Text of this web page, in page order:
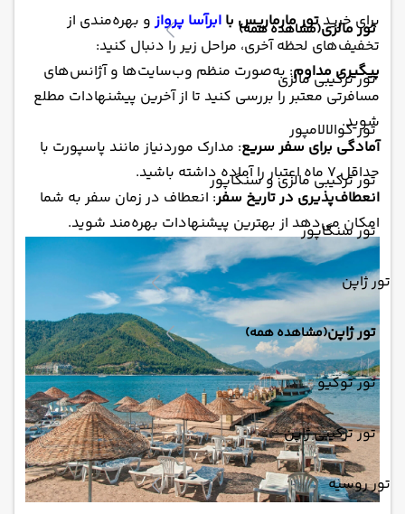
تور مالزی(مشاهده همه)
تور ترکیبی مالزی
تور کوالالامپور
تور ترکیبی مالزی و سنگاپور
تور سنگاپور
تور ژاپن
تور ژاپن(مشاهده همه)
تور توکیو
تور ترکیبی ژاپن
تور روسیه
برای خریدتور مارماریس با ابرآسا پروازو بهره‌مندی از
تخفیف‌های لحظه آخری، مراحل زیر را دنبال کنید:
پیگیری مداوم: به‌صورت منظم وب‌سایت‌ها و آژانس‌های
مسافرتی معتبر را بررسی کنید تا از آخرین پیشنهادات مطلع
شوید.
آمادگی برای سفر سریع: مدارک موردنیاز مانند پاسپورت با
حداقل ۷ ماه اعتبار را آماده داشته باشید.
انعطاف‌پذیری در تاریخ سفر: انعطاف در زمان سفر به شما
امکان می‌دهد از بهترین پیشنهادات بهره‌مند شوید.